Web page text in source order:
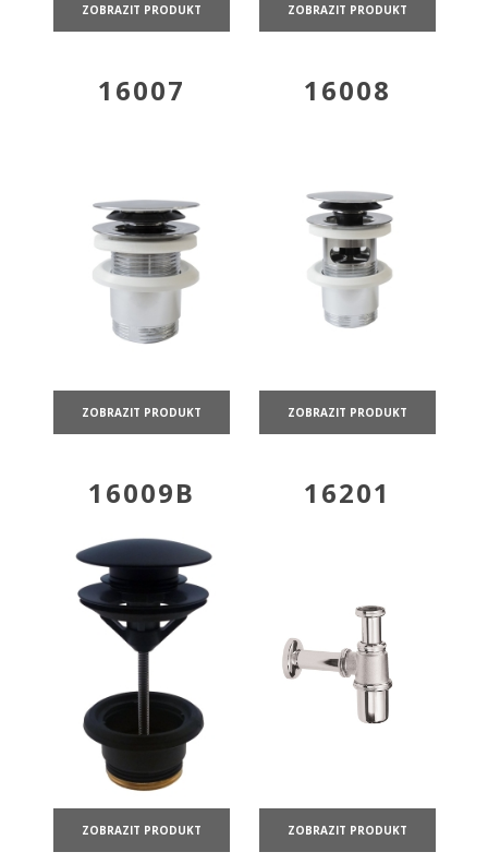
ZOBRAZIT PRODUKT ZOBRAZIT PRODUKT
16007
ZOBRAZIT PRODUKT
16008
ZOBRAZIT PRODUKT
16009B
ZOBRAZIT PRODUKT
16201
ZOBRAZIT PRODUKT